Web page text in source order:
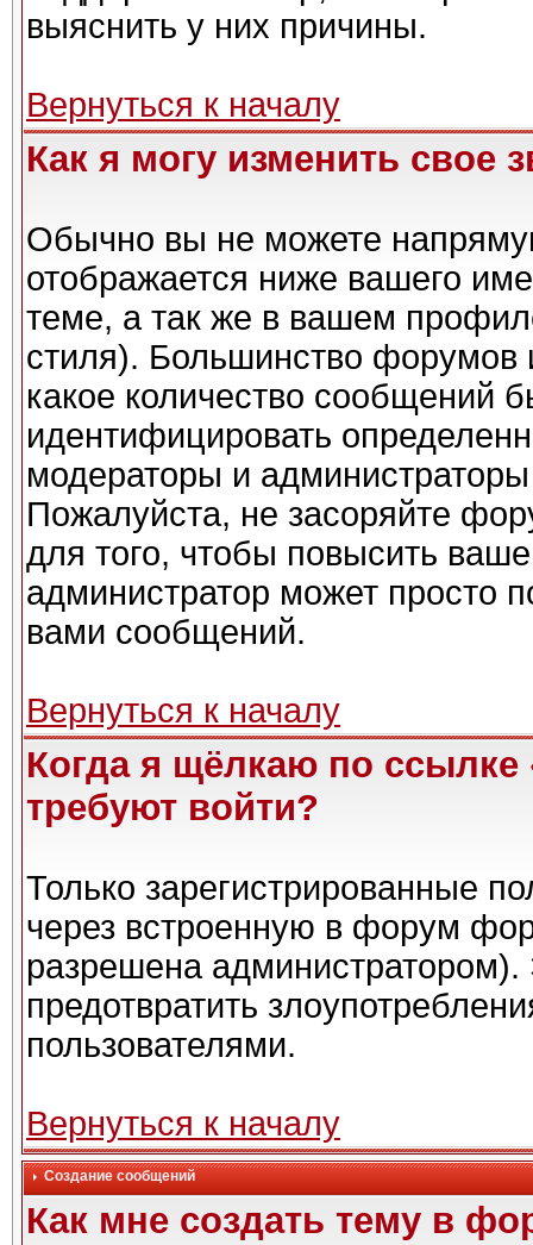
выяснить у них причины.
Вернуться к началу
Как я могу изменить свое
Обычно вы не можете
отображается ниже вашего
теме, а так же в вашем
стиля). Большинство форумов
какое количество сообщений
идентифицировать
модераторы и
Пожалуйста, не засоряйте
для того, чтобы повысить
администратор может просто
вами сообщений.
Вернуться к началу
Когда я щёлкаю по ссылке
требуют войти?
Только зарегистрированные
через встроенную в форум
разрешена
предотвратить
пользователями.
Вернуться к началу
Создание сообщений
Как мне создать тему в